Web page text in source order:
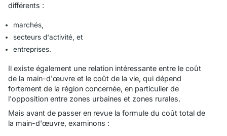
différents :
marchés,
secteurs d'activité, et
entreprises.
Il existe également une relation intéressante entre le coût
de la main-d'œuvre et le coût de la vie, qui dépend
fortement de la région concernée, en particulier de
l'opposition entre zones urbaines et zones rurales.
Mais avant de passer en revue la formule du coût total de
la main-d'œuvre, examinons :